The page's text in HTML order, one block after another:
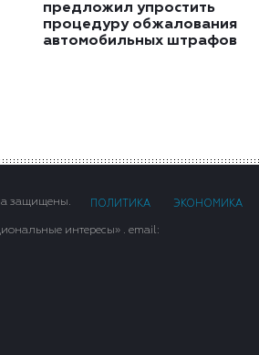
предложил упростить
процедуру обжалования
автомобильных штрафов
защищены. ПОЛИТИКА ЭКОНОМИКА
интересы» . email: